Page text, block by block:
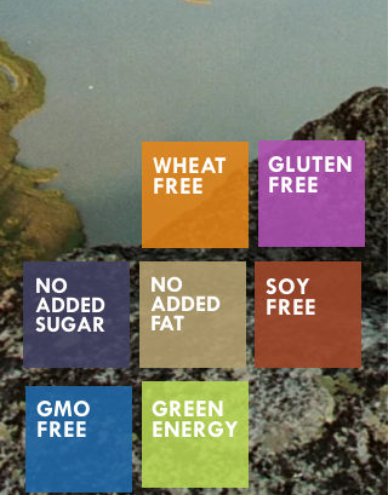
WHEAT
FREE
GLUTEN
FREE
NO
ADDED
SUGAR
NO
ADDED
FAT
SOY
FREE
GMO
FREE
GREEN
ENERGY